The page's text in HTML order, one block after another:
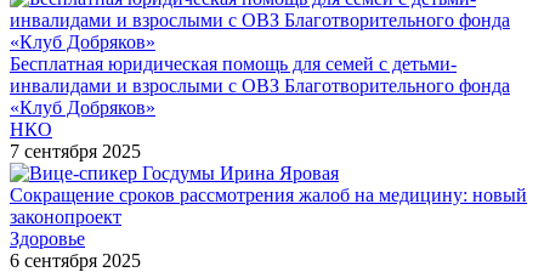
Бесплатная юридическая помощь для семей с детьми-
инвалидами и взрослыми с ОВЗ Благотворительного фонда
«Клуб Добряков»
НКО
7 сентября 2025
Сокращение сроков рассмотрения жалоб на медицину: новый
законопроект
Здоровье
6 сентября 2025